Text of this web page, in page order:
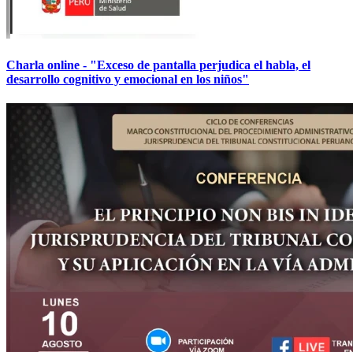
Charla online - "Exceso de pantalla perjudica el habla, el
desarrollo cognitivo y emocional en los niños"